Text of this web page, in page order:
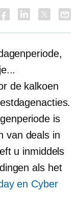
de kalkoen
is
van deals in
u inmiddels
als het
en Cyber